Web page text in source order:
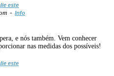
este
- Info
e nós também. Vem conhecer
nas medidas dos possíveis!
este